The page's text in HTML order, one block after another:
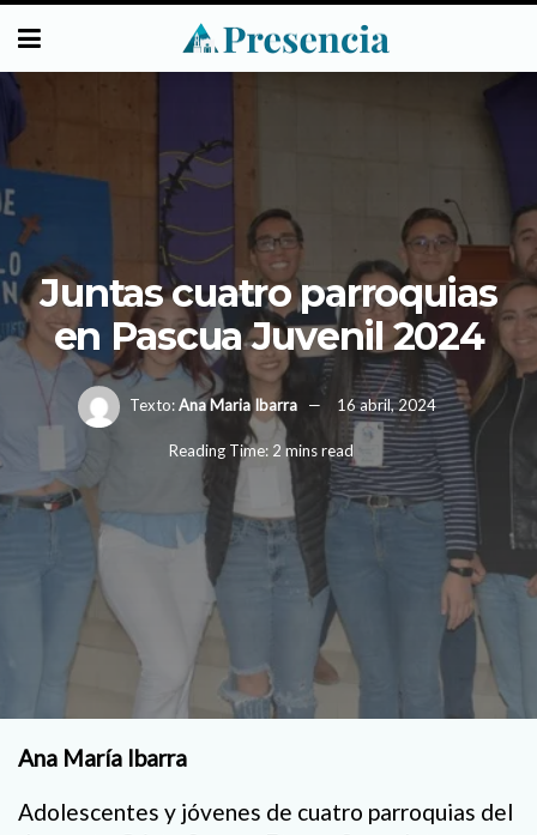
Juntas cuatro parroquias
en Pascua Juvenil 2024
Texto:Ana Maria Ibarra 16 abril, 2024
Reading Time: 2 mins read
Ana María Ibarra
Adolescentes y jóvenes de cuatro parroquias del